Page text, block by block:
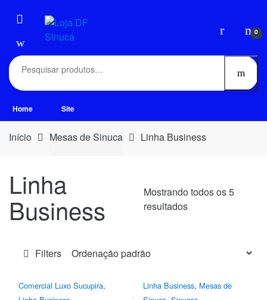
0
Home Site
Início Mesas de Sinuca Linha Business
Linha
Business
Mostrando todos os 5
resultados
Filters
Comercial Luxo Sucupira,
Linha Business, Mesas de